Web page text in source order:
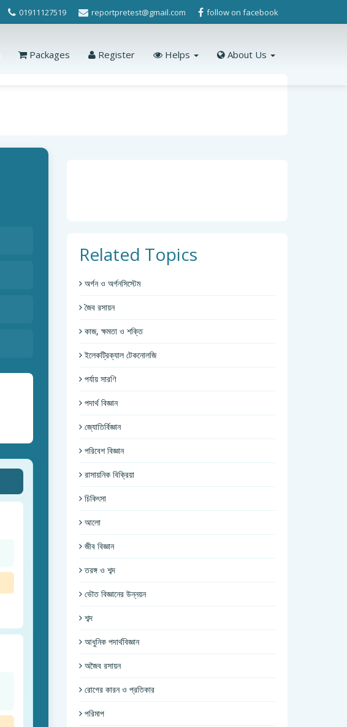
01911127519 reportpretest@gmail.com follow on facebook
Packages Register Helps About Us
Related Topics
অর্গন ও অর্গনসিস্টেম
জৈব রসায়ন
কাজ, ক্ষমতা ও শক্তি
ইলেকট্রিক্যাল টেকনোলজি
পর্যায় সারণি
পদার্থ বিজ্ঞান
জ্যোতির্বিজ্ঞান
পরিবেশ বিজ্ঞান
রাসায়নিক বিক্রিয়া
চিকিৎসা
আলো
জীব বিজ্ঞান
তরঙ্গ ও শব্দ
ভৌত বিজ্ঞানের উন্নয়ন
শব্দ
আধুনিক পদার্থবিজ্ঞান
অজৈব রসায়ন
রোগের কারন ও প্রতিকার
পরিমাপ